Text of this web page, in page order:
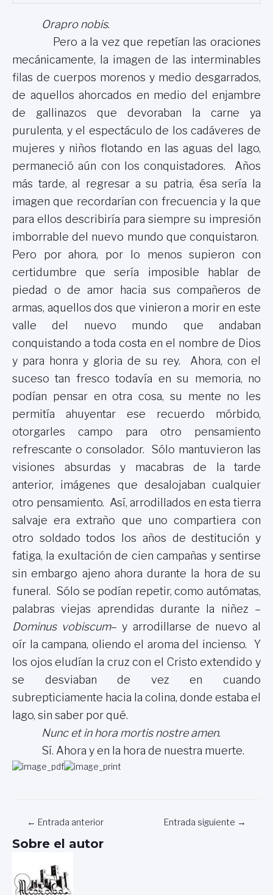
Orapro nobis.
Pero a la vez que repetían las oraciones
mecánicamente, la imagen de las interminables
filas de cuerpos morenos y medio desgarrados,
de aquellos ahorcados en medio del enjambre
de gallinazos que devoraban la carne ya
purulenta, y el espectáculo de los cadáveres de
mujeres y niños flotando en las aguas del lago,
permaneció aún con los conquistadores. Años
más tarde, al regresar a su patria, ésa sería la
imagen que recordarían con frecuencia y la que
para ellos describiría para siempre su impresión
imborrable del nuevo mundo que conquistaron.
Pero por ahora, por lo menos supieron con
certidumbre que sería imposible hablar de
piedad o de amor hacia sus compañeros de
armas, aquellos dos que vinieron a morir en este
valle del nuevo mundo que andaban
conquistando a toda costa en el nombre de Dios
y para honra y gloria de su rey. Ahora, con el
suceso tan fresco todavía en su memoria, no
podían pensar en otra cosa, su mente no les
permitía ahuyentar ese recuerdo mórbido,
otorgarles campo para otro pensamiento
refrescante o consolador. Sólo mantuvieron las
visiones absurdas y macabras de la tarde
anterior, imágenes que desalojaban cualquier
otro pensamiento. Así, arrodillados en esta tierra
salvaje era extraño que uno compartiera con
otro soldado todos los años de destitución y
fatiga, la exultación de cien campañas y sentirse
sin embargo ajeno ahora durante la hora de su
funeral. Sólo se podían repetir, como autómatas,
palabras viejas aprendidas durante la niñez –
Dominus vobiscum– y arrodillarse de nuevo al
oír la campana, oliendo el aroma del incienso. Y
los ojos eludían la cruz con el Cristo extendido y
se desviaban de vez en cuando
subrepticiamente hacia la colina, donde estaba el
lago, sin saber por qué.
Nunc et in hora mortis nostre amen.
Sí. Ahora y en la hora de nuestra muerte.
Navegación
de
entradas
← Entrada anterior Entrada siguiente →
Sobre el autor